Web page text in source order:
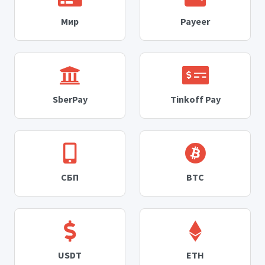
Мир Payeer
SberPay Tinkoff Pay
СБП BTC
USDT ETH